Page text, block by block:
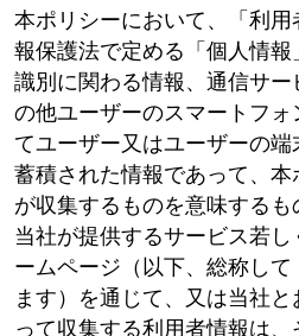
本ポリシーにおいて、「利
報保護法で定める「個人情
識別に関わる情報、通信サ
の他ユーザーのスマートフ
てユーザー又はユーザーの
蓄積された情報であって、
が収集するものを意味するも
当社が提供するサービス若
ームページ（以下、総称し
ます）を通じて、又は当社
って収集する利用者情報は